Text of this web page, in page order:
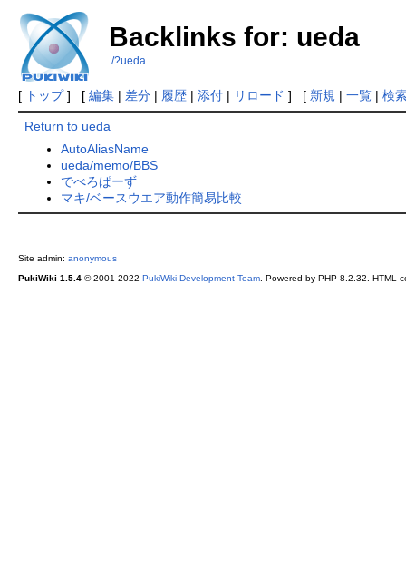
Backlinks for: ueda
./?ueda
[ トップ] [ 編集| 差分| 履歴| 添付| リロード ] [ 新規 | 一覧| 検
Return to ueda
AutoAliasName
ueda/memo/BBS
でべろぱーず
マキ/ベースウエア動作簡易比較
Site admin: anonymous
PukiWiki 1.5.4© 2001-2022 PukiWiki Development Team. Powered by PHP 8.2.32. HTML